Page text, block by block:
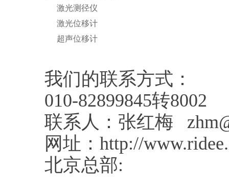
激光测径仪
激光位移计
超声位移计
我们的联系方式：
010-82899845转8002
联系人：张红梅
网址：http://
北京总部: